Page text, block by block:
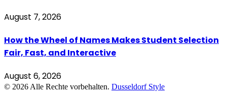
August 7, 2026
How the Wheel of Names Makes Student Selection
Fair, Fast, and Interactive
August 6, 2026
© 2026 Alle Rechte vorbehalten. Dusseldorf Style